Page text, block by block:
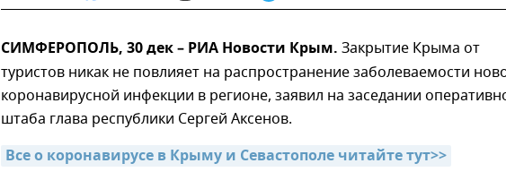
СИМФЕРОПОЛЬ, 30 дек – РИА Новости Крым. Закрытие Крыма от
туристов никак не повлияет на распространение заболеваемости
коронавирусной инфекции в регионе, заявил на заседании
штаба глава республики Сергей Аксенов.
Все о коронавирусе в Крыму и Севастополе читайте тут>>